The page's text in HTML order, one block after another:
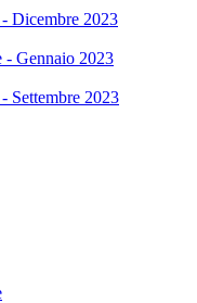
Dicembre 2023
- Gennaio 2023
Settembre 2023